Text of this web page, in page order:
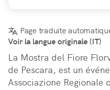
Page traduite
Voir la langue originale (IT)
La Mostra del Fiore
de Pescara, est un
Associazione Regionale